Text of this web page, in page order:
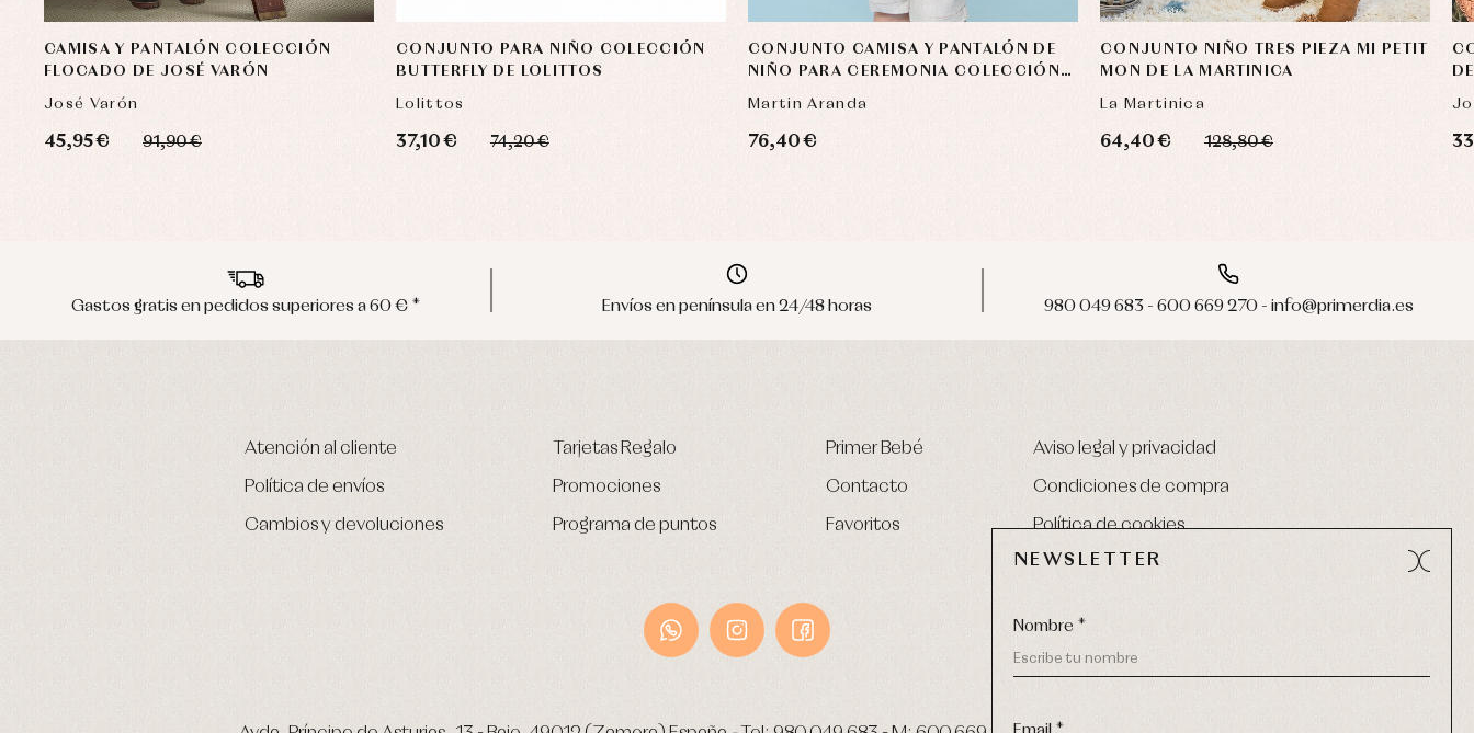
CAMISA Y PANTALÓN COLECCIÓN
FLOCADO DE JOSÉ VARÓN
José Varón
45,95 € 91,90 €
CONJUNTO PARA NIÑO COLECCIÓN
BUTTERFLY DE LOLITTOS
Lolittos
37,10 € 74,20 €
CONJUNTO CAMISA Y PANTALÓN DE
NIÑO PARA CEREMONIA COLECCIÓN
Martin Aranda
76,40 €
CONJUNTO NIÑO TRES PIEZA MI PETIT
MON DE LA MARTINICA
La Martinica
64,40 € 128,80 €
Gastos gratis en pedidos superiores a 60 € * Envíos en península en 24/48 horas 980 049 683 - 600 669 270 - info@primerdia.es
Atención al cliente
Política de envíos
Cambios y devoluciones
Tarjetas Regalo
Promociones
Programa de puntos
Primer Bebé
Contacto
Favoritos
Aviso legal y privacidad
Condiciones de compra
Política de cookies
NEWSLETTER
Nombre *